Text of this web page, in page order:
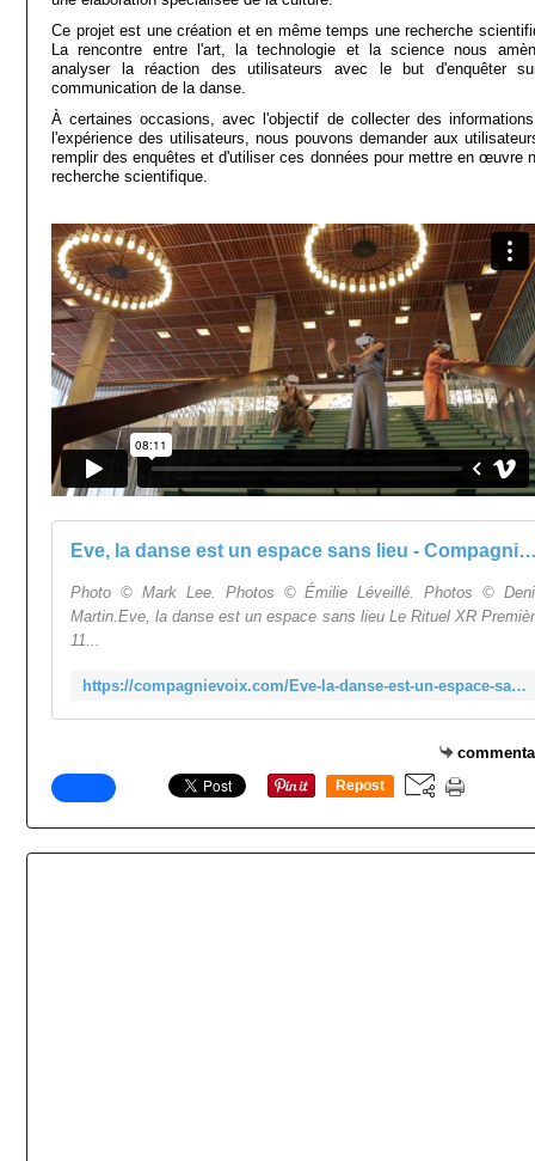
Ce projet est une création et en même temps une recherche
La rencontre entre l'art, la technologie et la science nous
analyser la réaction des utilisateurs avec le but d'enquêter
communication de la danse.
À certaines occasions, avec l'objectif de collecter des
l'expérience des utilisateurs, nous pouvons demander aux
remplir des enquêtes et d'utiliser ces données pour mettre en œuvre
recherche scientifique.
Eve, la danse est un espace sans lieu -
Photo © Mark Lee. Photos © Émilie Léveillé. Photos ©
Martin.Eve, la danse est un espace sans lieu Le Rituel XR
11...
https://compagnievoix.com/Eve-la-danse-est-un-espace-sans-lieu
Repost